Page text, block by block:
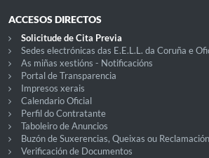
ACCESOS DIRECTOS
Solicitude de Cita Previa
Sedes electrónicas das E.E.L.L. da Coruña e
As miñas xestións - Notificacións
Portal de Transparencia
Impresos xerais
Calendario Oficial
Perfil do Contratante
Taboleiro de Anuncios
Buzón de Suxerencias, Queixas ou
Verificación de Documentos